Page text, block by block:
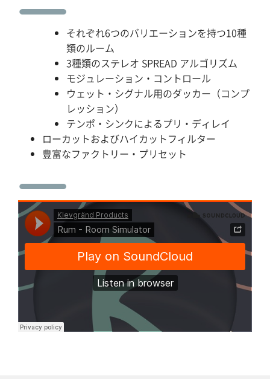
それぞれ6つのバリエーションを持つ10種
類のルーム
3種類のステレオ SPREAD アルゴリズム
モジュレーション・コントロール
ウェット・シグナル用のダッカー（コンプ
レッション）
テンポ・シンクによるプリ・ディレイ
ローカットおよびハイカットフィルター
豊富なファクトリー・プリセット